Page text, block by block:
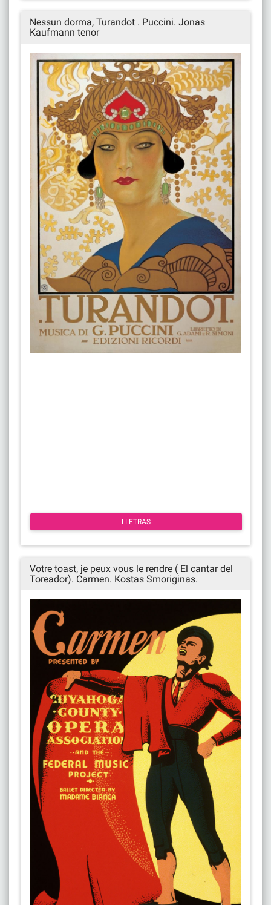
Nessun dorma, Turandot . Puccini. Jonas
Kaufmann tenor
LLETRAS
Votre toast, je peux vous le rendre ( El cantar del
Toreador). Carmen. Kostas Smoriginas.